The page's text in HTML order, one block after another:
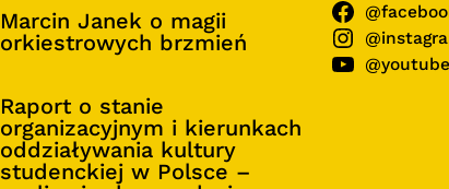
Marcin Janek o magii
orkiestrowych brzmień
Raport o stanie
organizacyjnym i kierunkach
oddziaływania kultury
studenckiej w Polsce –
@youtube